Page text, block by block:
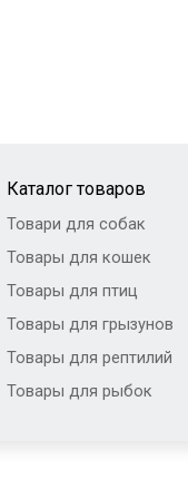
Каталог товаров
Товари для собак
Товары для кошек
Товары для птиц
Товары для грызунов
Товары для рептилий
Товары для рыбок